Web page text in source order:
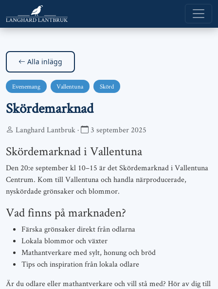
Alla inlägg
Evenemang Vallentuna Skörd
Skördemarknad
Langhard Lantbruk · 3 september 2025
Skördemarknad i Vallentuna
Den 20:e september kl 10–15 är det Skördemarknad i Vallentuna
Centrum. Kom till Vallentuna och handla närproducerade,
nyskördade grönsaker och blommor.
Vad finns på marknaden?
Färska grönsaker direkt från odlarna
Lokala blommor och växter
Mathantverkare med sylt, honung och bröd
Tips och inspiration från lokala odlare
Är du odlare eller mathantverkare och vill stå med? Hör av dig till